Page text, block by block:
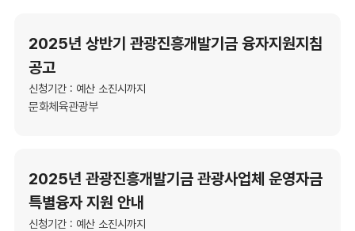
2025년 상반기 관광진흥개발기금 융자지원지침
공고
신청기간 : 예산 소진시까지
문화체육관광부
2025년 관광진흥개발기금 관광사업체 운영자금
특별융자 지원 안내
신청기간 : 예산 소진시까지